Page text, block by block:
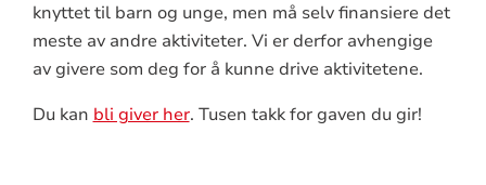
knyttet til barn og unge, men må selv finansiere det
meste av andre aktiviteter. Vi er derfor avhengige
av givere som deg for å kunne drive aktivitetene.
Du kan bli giver her. Tusen takk for gaven du gir!